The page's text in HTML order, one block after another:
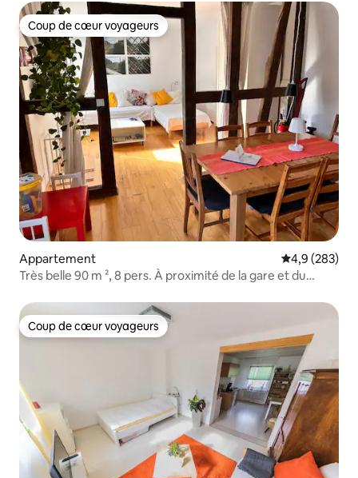
Coup de cœur voyageurs
Coup de cœur voyageurs
Appartement Évaluation
4,9 (283)
Très belle 90 m ², 8 pers. À proximité de la gare et du
Coup de cœur voyageurs
Coup de cœur voyageurs